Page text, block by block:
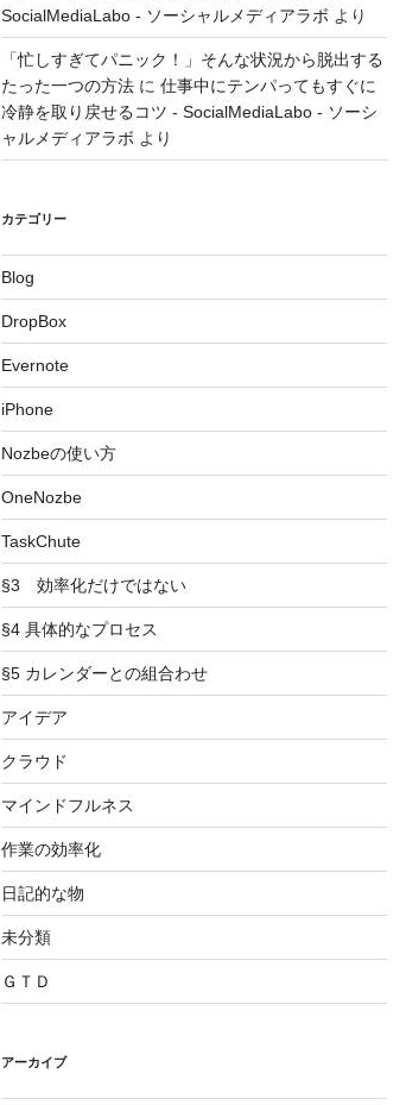
SocialMediaLabo - ソーシャルメディアラボ より
「忙しすぎてパニック！」そんな状況から脱出する
たった一つの方法に 仕事中にテンパってもすぐに
冷静を取り戻せるコツ - SocialMediaLabo - ソーシ
ャルメディアラボ より
カテゴリー
Blog
DropBox
Evernote
iPhone
Nozbeの使い方
OneNozbe
TaskChute
§3 効率化だけではない
§4 具体的なプロセス
§5 カレンダーとの組合わせ
アイデア
クラウド
マインドフルネス
作業の効率化
日記的な物
未分類
ＧＴＤ
アーカイブ